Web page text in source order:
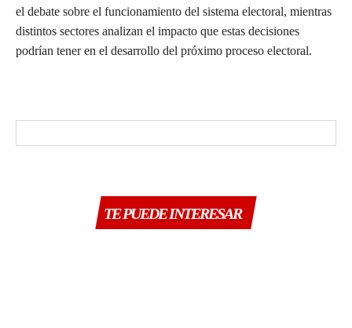
el debate sobre el funcionamiento del sistema electoral, mientras
distintos sectores analizan el impacto que estas decisiones
podrían tener en el desarrollo del próximo proceso electoral.
TE PUEDE INTERESAR